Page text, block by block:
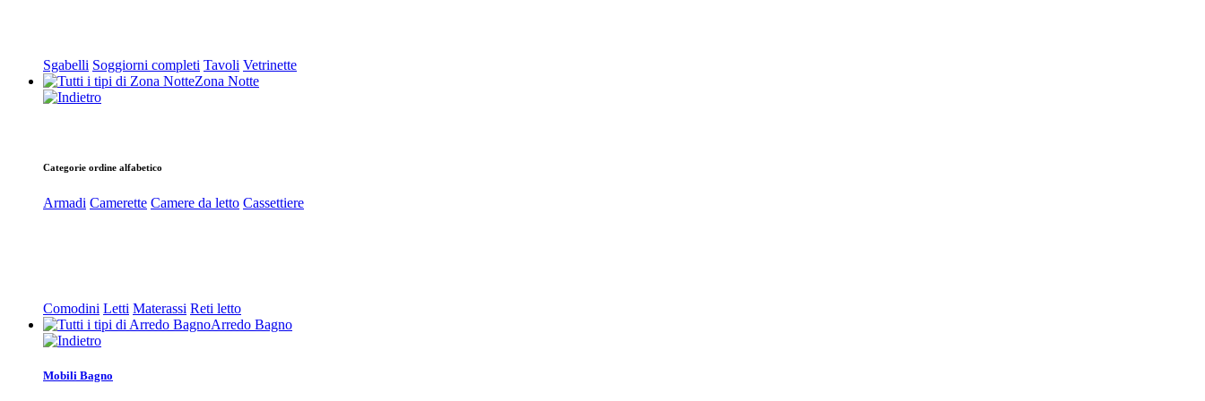
Sgabelli Soggiorni completi Tavoli Vetrinette
Zona Notte
Categorie ordine alfabetico
Armadi Camerette Camere da letto Cassettiere
Comodini Letti Materassi Reti letto
Arredo Bagno
Mobili Bagno